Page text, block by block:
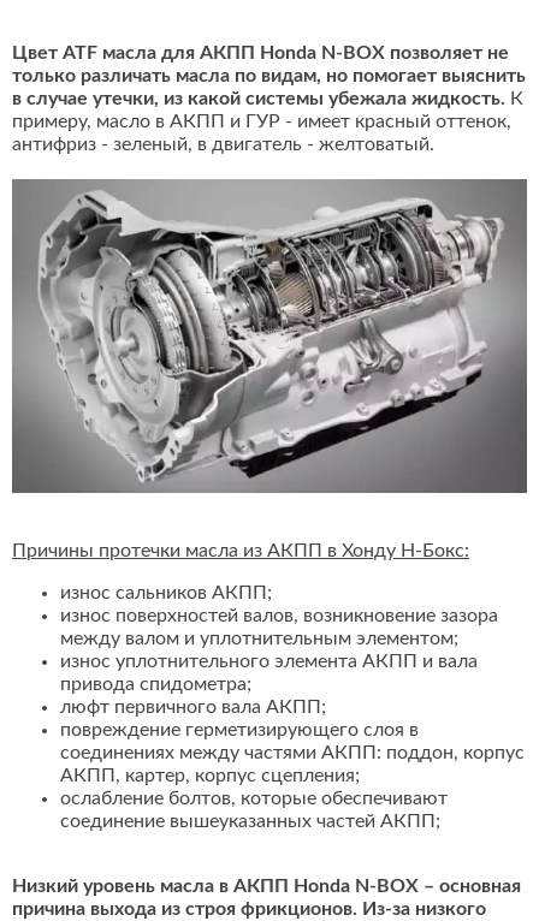
Цвет ATF масла для АКПП Honda N-BOX позволяет не
только различать масла по видам, но помогает выяснить
в случае утечки, из какой системы убежала жидкость. К
примеру, масло в АКПП и ГУР - имеет красный оттенок,
антифриз - зеленый, в двигатель - желтоватый.
Причины протечки масла из АКПП в Хонду Н-Бокс:
износ сальников АКПП;
износ поверхностей валов, возникновение зазора
между валом и уплотнительным элементом;
износ уплотнительного элемента АКПП и вала
привода спидометра;
люфт первичного вала АКПП;
повреждение герметизирующего слоя в
соединениях между частями АКПП: поддон, корпус
АКПП, картер, корпус сцепления;
ослабление болтов, которые обеспечивают
соединение вышеуказанных частей АКПП;
Низкий уровень масла в АКПП Honda N-BOX – основная
причина выхода из строя фрикционов. Из-за низкого